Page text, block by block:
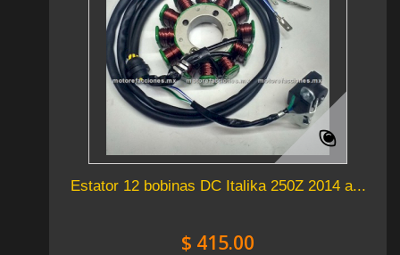
Estator 12 bobinas DC Italika 250Z 2014 a...
$ 415.00